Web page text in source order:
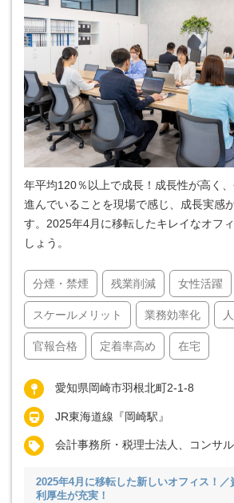
年平均120％以上で成長！成長性が高く
進んでいることを現場で感じ、成長実感
す。2025年4月に移転したキレイなオフ
しょう。
分煙・禁煙 残業削減 女性活躍
スケールメリット 業務効率化
官報合格 定着率高め 在宅
愛知県岡崎市羽根北町2-1-8
JR東海道線『岡崎駅』
会計事務所・税理士法人、コンサ
2025年4月に移転した新しいオフィス！／
利厚生が充実！